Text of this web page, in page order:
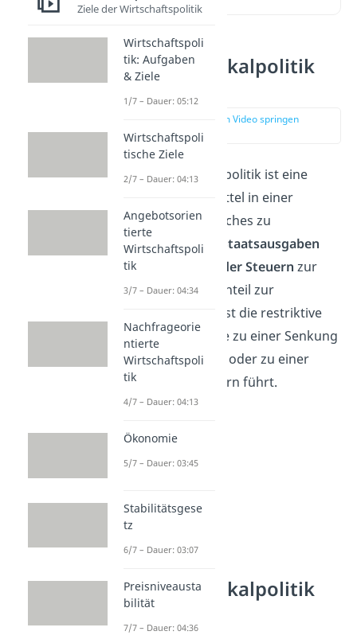
Expansive Fiskalpolitik
Definition
zur Stelle im Video springen
(00:13)
Die expansive Fiskalpolitik ist eine
finanzpolitisches Mittel in einer
Volkswirtschaft, welches zu
eineErhöhung der Staatsausgaben
oder eine
Senkung der Steuern zur
Folge hat. Das Gegenteil zur
ist die restriktive
Finanzpolitik, welche zu einer Senkung
der Staatsausgaben oder zu einer
Erhöhung der Steuern führt.
Expansive Fiskalpolitik
Erklärung
Ziele der Wirtschaftspolitik
Wirtschaftspoli
tik: Aufgaben
& Ziele
1/7 – Dauer: 05:12
Wirtschaftspoli
tische Ziele
2/7 – Dauer: 04:13
Angebotsorien
tierte
Wirtschaftspoli
tik
3/7 – Dauer: 04:34
Nachfrageorie
ntierte
Wirtschaftspoli
tik
4/7 – Dauer: 04:13
Ökonomie
5/7 – Dauer: 03:45
Stabilitätsgese
tz
6/7 – Dauer: 03:07
Preisniveausta
bilität
7/7 – Dauer: 04:36